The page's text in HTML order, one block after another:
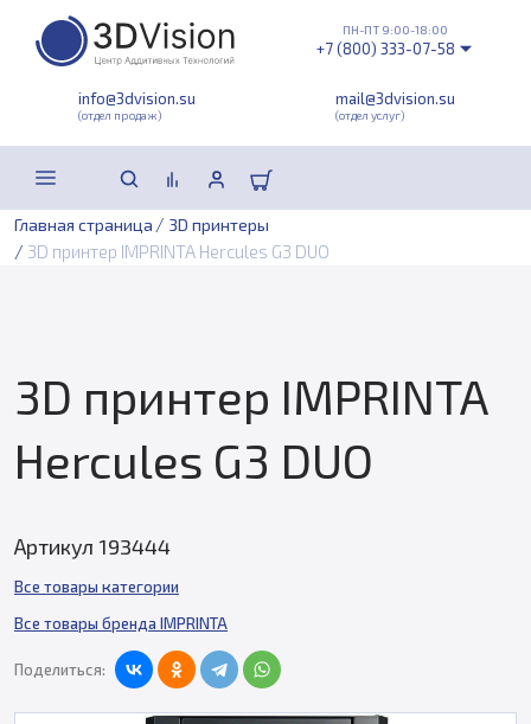
info@3dvision.su
(отдел продаж)
mail@3dvision.su
(отдел услуг)
ПН-ПТ 9:00-18:00
+7 (800) 333-07-58
Главная страница / 3D принтеры
/ 3D принтер IMPRINTA Hercules G3 DUO
3D принтер IMPRINTA
Hercules G3 DUO
Артикул 193444
Все товары категории
Все товары бренда IMPRINTA
Поделиться: